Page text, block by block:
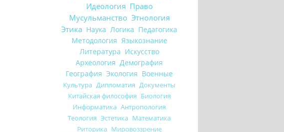
Идеология Право
Мусульманство Этнология
Этика Наука Логика Педагогика
Методология Языкознание
Литература Искусство
Археология Демография
География Экология Военные
Культура Дипломатия Документы
Китайская философия Биология
Информатика Антропология
Теология Эстетика Математика
Риторика Мировоззрение